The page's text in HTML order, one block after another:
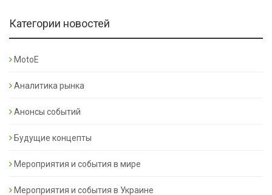
Категории новостей
MotoE
Аналитика рынка
Анонсы событий
Будущие концепты
Мероприятия и события в мире
Мероприятия и события в Украине